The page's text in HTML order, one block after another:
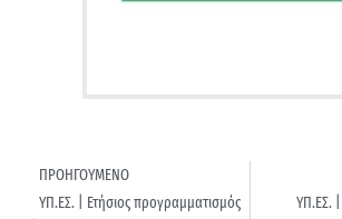
ΠΡΟΗΓΟΥΜΕΝΟ
ΥΠ.ΕΣ. | Ετήσιος προγραμματισμός
ΥΠ.ΕΣ.